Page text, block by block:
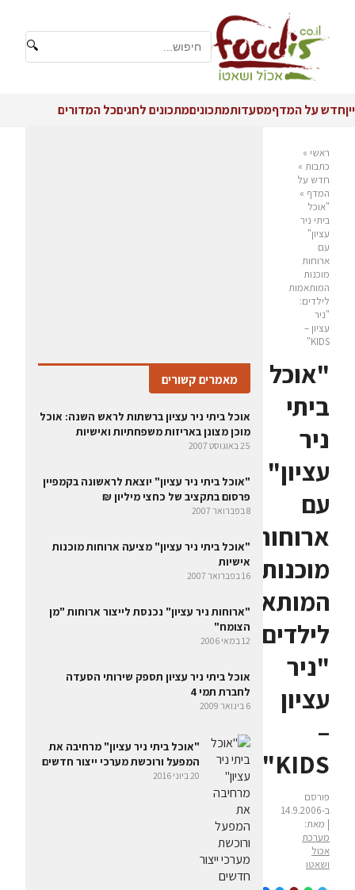
🔍
ייןחדש על המדףמסעדותמתכוניםמתכונים לחגיםכל המדורים
ראשי »
כתבות »
חדש על
המדף »
"אוכל
ביתי ניר
עציון"
עם
ארוחות
מוכנות
המותאמות
לילדים:
"ניר
עציון –
KIDS"
"אוכל
ביתי
ניר
עציון"
עם
ארוחות
מוכנות
המותאמות
לילדים:
"ניר
עציון
–
KIDS"
פורסם
ב-14.9.2006
| מאת:
מערכת
אכול
ושאטו
מאמרים קשורים
אוכל ביתי ניר עציון ברשתות לראש השנה: אוכל
מוכן מצונן באריזות משפחתיות ואישיות
25 באוגוסט 2007
"אוכל ביתי ניר עציון" יוצאת לראשונה בקמפיין
פרסום בתקציב של כחצי מיליון ₪
8 בפברואר 2007
"אוכל ביתי ניר עציון" מציעה ארוחות מוכנות
אישיות
16 בפברואר 2007
"ארוחות ניר עציון" נכנסת לייצור ארוחות "מן
הצומח"
12 במאי 2006
אוכל ביתי ניר עציון תספק שירותי הסעדה
לחברת תמי 4
6 בינואר 2009
"אוכל ביתי ניר עציון" מרחיבה את
המפעל ורוכשת מערכי ייצור חדשים
20 ביוני 2016